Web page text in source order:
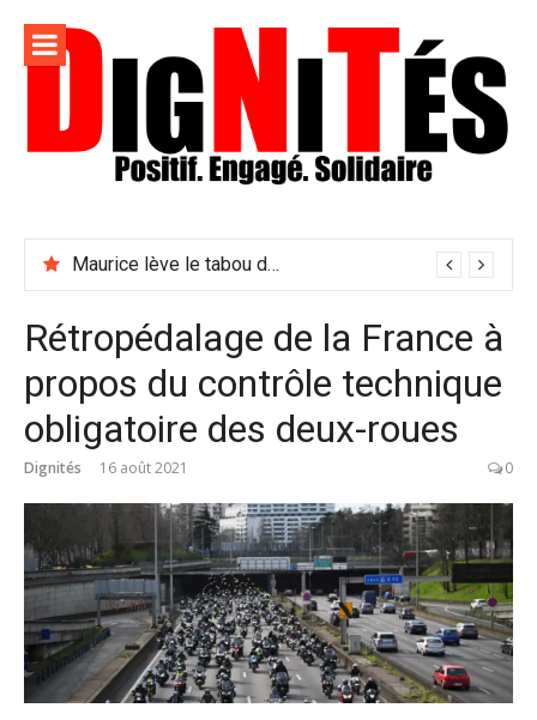
contenu
L'info
sociale,
solidaire
et
engagée
relayer ce qui fait avancer le monde
Maurice lève le tabou du viol conjugal
Rétropédalage de la France à
propos du contrôle technique
obligatoire des deux-roues
Dignités 16 août 2021 0